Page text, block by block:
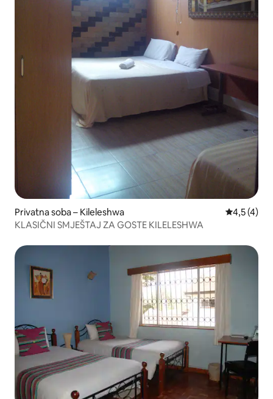
Privatna soba – Kileleshwa Prosječna
4,5 (4)
KLASIČNI SMJEŠTAJ ZA GOSTE KILELESHWA